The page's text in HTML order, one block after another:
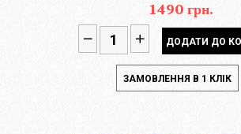
1490 грн.